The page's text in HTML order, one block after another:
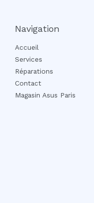
Navigation
Accueil
Services
Réparations
Contact
Magasin Asus Paris